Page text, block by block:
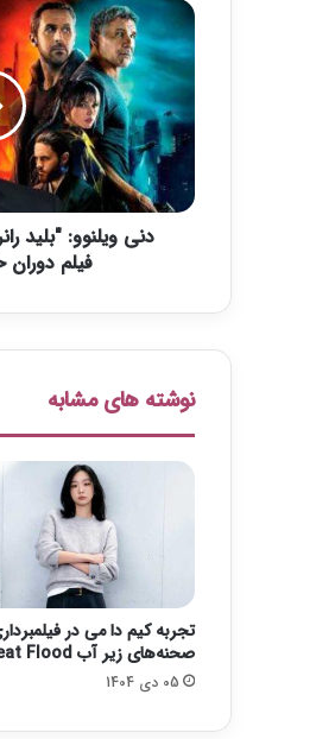
د
ن
ی
و
ل
و
و
ل
ر
ا
ن
ر
ی
س
ک‌
فیلم
نوشته های مشابه
تجربه کیم دا می در
صحنه‌های زیر آب The Great Flood
05 دی 1404